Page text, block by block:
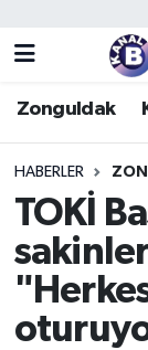
Zonguldak
HABERLER
TOKİ
Kozlu
Ereğli
Çaycuma
Alaplı
Puan
Tüm